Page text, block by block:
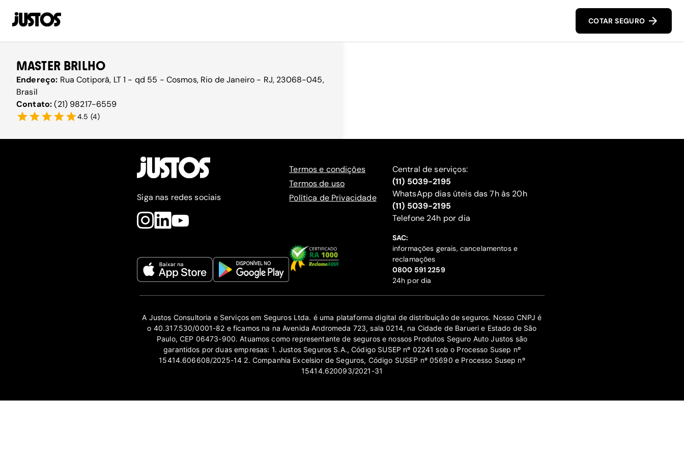
COTAR SEGURO
MASTER BRILHO
Endereço: Rua Cotiporã, LT 1 - qd 55 - Cosmos, Rio de Janeiro - RJ, 23068-045,
Brasil
Contato:(21) 98217-6559
4.5 (4)
Siga nas redes sociais
Termos e condições
Termos de uso
Política de Privacidade
Central de serviços:
(11) 5039-2195
WhatsApp dias úteis das 7h às 20h
(11) 5039-2195
‍Telefone 24h por dia
SAC:
informações gerais, cancelamentos e
reclamações
‍0800 591 2259
24h por dia
A Justos Consultoria e Serviços em Seguros Ltda. é uma plataforma digital de distribuição de seguros. Nosso CNPJ é
o 40.317.530/0001-82 e ficamos na na Avenida Andromeda 723, sala 0214, na Cidade de Barueri e Estado de São
Paulo, CEP 06473-900. Atuamos como representante de seguros e nossos Produtos Seguro Auto Justos são
garantidos por duas empresas: 1. Justos Seguros S.A., Código SUSEP nº 02241 sob o Processo Susep nº
15414.606608/2025-14 2. Companhia Excelsior de Seguros, Código SUSEP nº 05690 e Processo Susep nº
15414.620093/2021-31